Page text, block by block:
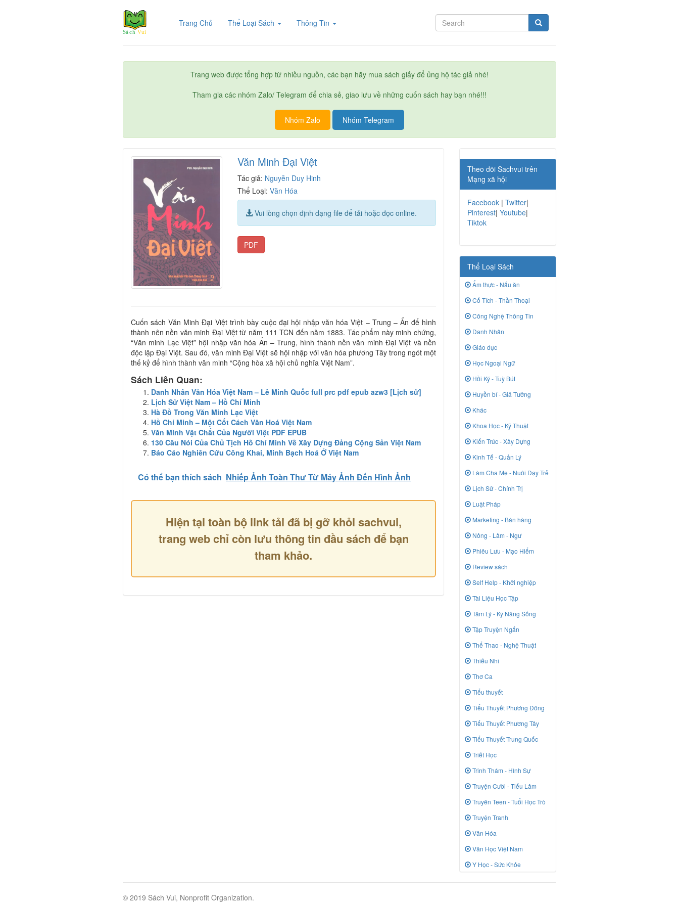
Trang Chủ (current)Thể Loại Sách Thông Tin
Trang web được tổng hợp từ nhiều nguồn, các bạn hãy mua sách giấy để ủng hộ tác giả nhé!
Tham gia các nhóm Zalo/ Telegram để chia sẻ, giao lưu về những cuốn sách hay bạn nhé!!!
Nhóm Zalo Nhóm Telegram
Văn Minh Đại Việt
Tác giả: Nguyễn Duy Hinh
Thể Loại:Văn Hóa
Vui lòng chọn định dạng file để tải hoặc đọc online.
PDF
Cuốn sách Văn Minh Đại Việt trình bày cuộc đại hội nhập văn hóa Việt – Trung – Ấn để hình
thành nên nền văn minh Đại Việt từ năm 111 TCN đến năm 1883. Tác phẩm này minh chứng,
“Văn minh Lạc Việt” hội nhập văn hóa Ấn – Trung, hình thành nền văn minh Đại Việt và nền
độc lập Đại Việt. Sau đó, văn minh Đại Việt sẽ hội nhập với văn hóa phương Tây trong ngót một
thế kỷ để hình thành văn minh “Cộng hòa xã hội chủ nghĩa Việt Nam”.
Sách Liên Quan:
Danh Nhân Văn Hóa Việt Nam – Lê Minh Quốc full prc pdf epub azw3 [Lịch sử]
Lịch Sử Việt Nam – Hồ Chí Minh
Hà Đồ Trong Văn Minh Lạc Việt
Hồ Chí Minh – Một Cốt Cách Văn Hoá Việt Nam
Văn Minh Vật Chất Của Người Việt PDF EPUB
130 Câu Nói Của Chủ Tịch Hồ Chí Minh Về Xây Dựng Đảng Cộng Sản Việt Nam
Báo Cáo Nghiên Cứu Công Khai, Minh Bạch Hoá Ở Việt Nam
Có thể bạn thích sách Nhiếp Ảnh Toàn Thư Từ Máy Ảnh Đến Hình Ảnh
Hiện tại toàn bộ link tải đã bị gỡ khỏi sachvui,
trang web chỉ còn lưu thông tin đầu sách để bạn
tham khảo.
Theo dõi Sachvui trên
Mạng xã hội
Facebook | Twitter|
Pinterest| Youtube|
Tiktok
Thể Loại Sách
Ẩm thực - Nấu ăn
Cổ Tích - Thần Thoại
Công Nghệ Thông Tin
Danh Nhân
Giáo dục
Học Ngoại Ngữ
Hồi Ký - Tuỳ Bút
Huyền bí - Giả Tưởng
Khác
Khoa Học - Kỹ Thuật
Kiến Trúc - Xây Dựng
Kinh Tế - Quản Lý
Làm Cha Mẹ - Nuôi Dạy Trẻ
Lịch Sử - Chính Trị
Luật Pháp
Marketing - Bán hàng
Nông - Lâm - Ngư
Phiêu Lưu - Mạo Hiểm
Review sách
Self Help - Khởi nghiệp
Tài Liệu Học Tập
Tâm Lý - Kỹ Năng Sống
Tập Truyện Ngắn
Thể Thao - Nghệ Thuật
Thiếu Nhi
Thơ Ca
Tiểu thuyết
Tiểu Thuyết Phương Đông
Tiểu Thuyết Phương Tây
Tiểu Thuyết Trung Quốc
Triết Học
Trinh Thám - Hình Sự
Truyện Cười - Tiếu Lâm
Truyên Teen - Tuổi Học Trò
Truyện Tranh
Văn Hóa
Văn Học Việt Nam
Y Học - Sức Khỏe
© 2019 Sách Vui, Nonprofit Organization.